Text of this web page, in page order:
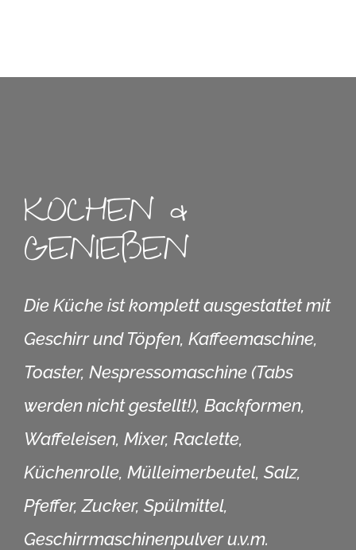
KOCHEN &
GENIEßEN
Die Küche ist komplett ausgestattet mit
Geschirr und Töpfen, Kaffeemaschine,
Toaster, Nespressomaschine (Tabs
werden nicht gestellt!), Backformen,
Waffeleisen, Mixer, Raclette,
Küchenrolle, Mülleimerbeutel, Salz,
Pfeffer, Zucker, Spülmittel,
Geschirrmaschinenpulver u.v.m.